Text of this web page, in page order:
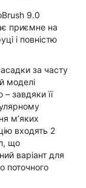
9.0
приємне на
і повністю
за часту
моделі
завдяки її
м’яких
входять 2
що
варіант для
поточного